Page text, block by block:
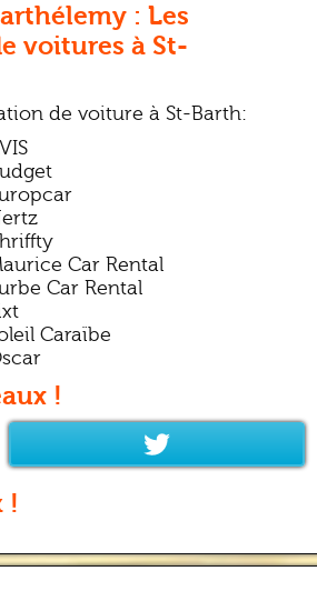
: Les
voitures à St-
de voiture à St-Barth:
Car Rental
Car Rental
Caraïbe
!
!